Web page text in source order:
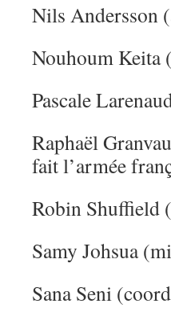
Nils Andersson
Nouhoum Keita
Pascale
Raphaël
fait l’armée
Robin Shuffield
Samy Johsua
Sana Seni